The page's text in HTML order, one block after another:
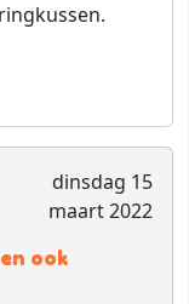
dinsdag 15
maart 2022
ook